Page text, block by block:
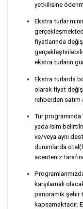
yetkilisine
Ekstra turlar
fiyatlarında
ekstra turların
Ekstra turlarda
olarak fiyat
rehberden satım
Tur
yada isim
ve/veya aynı
durumlarda
acenteniz
karşılamalı
panoramik şehir
kapsamaktadır.